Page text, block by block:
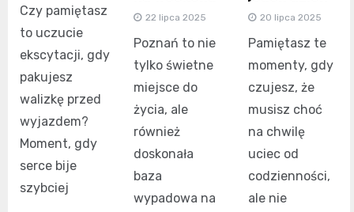
Czy pamiętasz
to uczucie
ekscytacji, gdy
pakujesz
walizkę przed
wyjazdem?
Moment, gdy
serce bije
szybciej
22 lipca 2025
Poznań to nie
tylko świetne
miejsce do
życia, ale
również
doskonała
baza
wypadowa na
20 lipca 2025
Pamiętasz te
momenty, gdy
czujesz, że
musisz choć
na chwilę
uciec od
codzienności,
ale nie